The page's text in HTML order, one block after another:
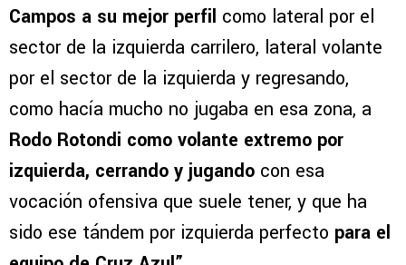
Campos a su mejor perfil como lateral por el
sector de la izquierda carrilero, lateral volante
por el sector de la izquierda y regresando,
como hacía mucho no jugaba en esa zona, a
Rodo Rotondi como volante extremo por
izquierda, cerrando y jugando con esa
vocación ofensiva que suele tener, y que ha
sido ese tándem por izquierda perfecto para el